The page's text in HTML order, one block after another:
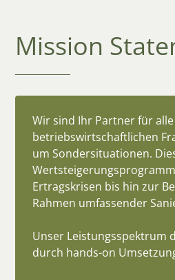
Mission
Wir sind Ihr Partner für alle
betriebswirtschaftlichen
um Sondersituationen.
Ertragskrisen bis hin zur
Rahmen umfassender
Unser Leistungsspektrum
durch hands-on